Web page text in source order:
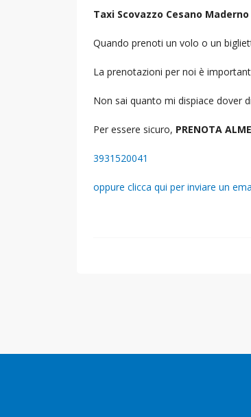
Taxi Scovazzo Cesano Maderno
Quando prenoti un volo o un
La prenotazioni per noi è
Non sai quanto mi dispiace dover
Per essere sicuro, PRENOTA
3931520041
oppure clicca qui per inviare un